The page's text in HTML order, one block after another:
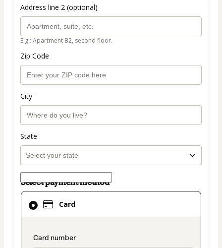
Address line 2 (optional)
E.g.: Apartment B2, second floor.
Zip Code
City
State
Select payment method
Card
payment_data.section_title_v2
Card
selected
method